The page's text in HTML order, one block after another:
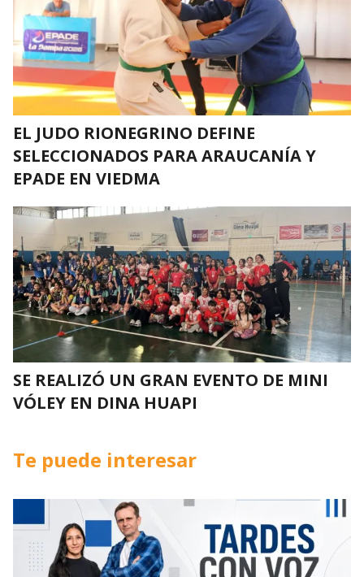
EL JUDO RIONEGRINO DEFINE
SELECCIONADOS PARA ARAUCANÍA Y
EPADE EN VIEDMA
SE REALIZÓ UN GRAN EVENTO DE MINI
VÓLEY EN DINA HUAPI
Te puede interesar